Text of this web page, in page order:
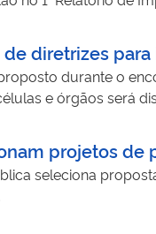
diretrizes
durante o
e órgãos será
projetos de
seleciona